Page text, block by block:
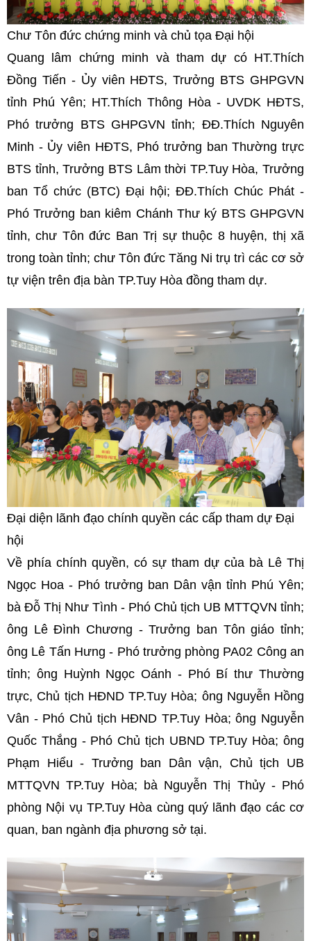
Chư Tôn đức chứng minh và chủ tọa Đại hội
Quang lâm chứng minh và tham dự có HT.Thích
Đồng Tiến - Ủy viên HĐTS, Trưởng BTS GHPGVN
tỉnh Phú Yên; HT.Thích Thông Hòa - UVDK HĐTS,
Phó trưởng BTS GHPGVN tỉnh; ĐĐ.Thích Nguyên
Minh - Ủy viên HĐTS, Phó trưởng ban Thường trực
BTS tỉnh, Trưởng BTS Lâm thời TP.Tuy Hòa, Trưởng
ban Tổ chức (BTC) Đại hội; ĐĐ.Thích Chúc Phát -
Phó Trưởng ban kiêm Chánh Thư ký BTS GHPGVN
tỉnh, chư Tôn đức Ban Trị sự thuộc 8 huyện, thị xã
trong toàn tỉnh; chư Tôn đức Tăng Ni trụ trì các cơ sở
tự viện trên địa bàn TP.Tuy Hòa đồng tham dự.
Đại diện lãnh đạo chính quyền các cấp tham dự Đại
hội
Về phía chính quyền, có sự tham dự của bà Lê Thị
Ngọc Hoa - Phó trưởng ban Dân vận tỉnh Phú Yên;
bà Đỗ Thị Như Tình - Phó Chủ tịch UB MTTQVN tỉnh;
ông Lê Đình Chương - Trưởng ban Tôn giáo tỉnh;
ông Lê Tấn Hưng - Phó trưởng phòng PA02 Công an
tỉnh; ông Huỳnh Ngọc Oánh - Phó Bí thư Thường
trực, Chủ tịch HĐND TP.Tuy Hòa; ông Nguyễn Hồng
Vân - Phó Chủ tịch HĐND TP.Tuy Hòa; ông Nguyễn
Quốc Thắng - Phó Chủ tịch UBND TP.Tuy Hòa; ông
Phạm Hiểu - Trưởng ban Dân vận, Chủ tịch UB
MTTQVN TP.Tuy Hòa; bà Nguyễn Thị Thủy - Phó
phòng Nội vụ TP.Tuy Hòa cùng quý lãnh đạo các cơ
quan, ban ngành địa phương sở tại.